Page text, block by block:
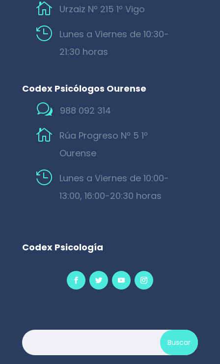
 Urzaiz Nº 215 1º Vigo

Lunes a Viernes de 10:30-
21:30 horas
Codex Psicólogos Ourense
w 988 092 314

Rúa Progreso Nº 5 1º
Ourense

Lunes a Viernes de 10:00-
13:00, 16:00-20:30 horas
Codex Psicología